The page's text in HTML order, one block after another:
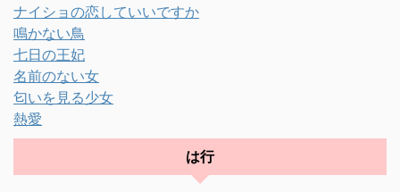
ナイショの恋していいですか
鳴かない鳥
七日の王妃
名前のない女
匂いを見る少女
熱愛
は行